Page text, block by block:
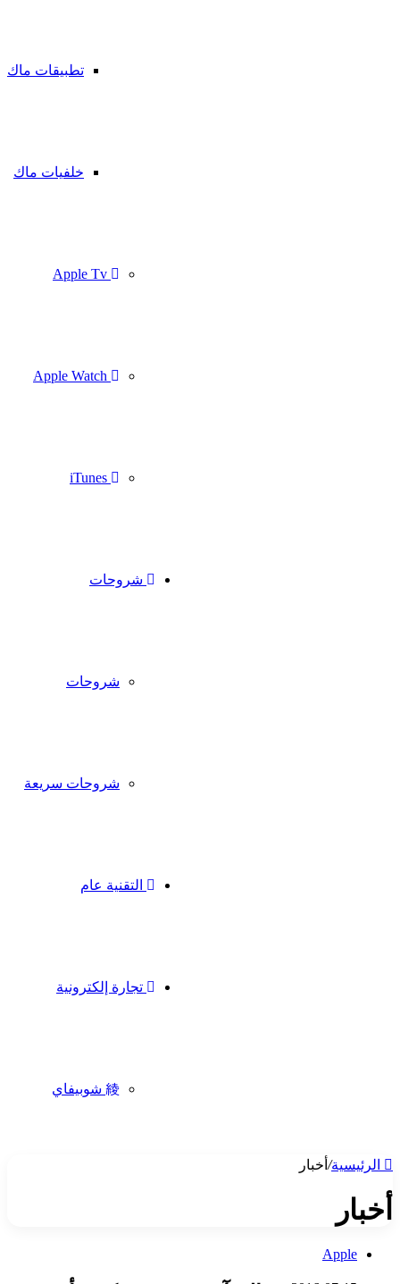
تطبيقات ماك
خلفيات ماك
شروحات
شروحات
شروحات سريعة
التقنية عام
تجارة إلكترونية
شوبيفاي
الرئيسية/أخبار
Apple